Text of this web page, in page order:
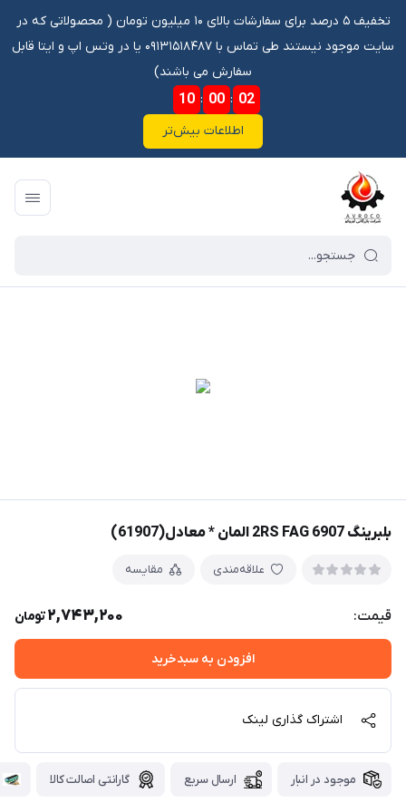
تخفیف ۵ درصد برای سفارشات بالای ۱۰ میلیون تومان ‌‌(‌‌ محصولاتی که در
سایت موجود نیستند طی تماس با ۰۹۱۳۱۵۱۸۴۸۷ یا در وتس اپ و ایتا قابل
سفارش می باشند)
10 : 00 : 02
اطلاعات بیش‌تر
فروشگاه آنلاین آوروکو
بلبرینگ 6907 2RS FAG المان * معادل(61907)
علاقه‌مندی مقایسه
قیمت: 2,743,200تومان
افزودن به سبدخرید
اشتراک گذاری لینک
موجود در انبار ارسال سریع گارانتی اصالت کالا